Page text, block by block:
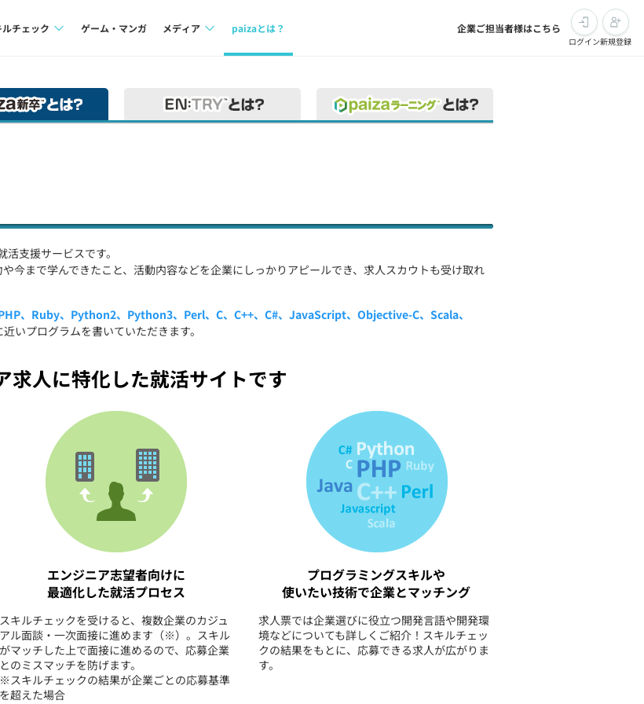
ポン
ルチェック ゲーム・マンガ メディア
paiza times
paizaとは？ 企業ご担当者様はこちら
ログイン新規登録
支援サービスです。
今まで学んできたこと、活動内容などを企業にしっかりアピールでき、求人スカウトも受け取れ
、Ruby、Python2、Python3、Perl、C、C++、C#、JavaScript、Objective-C、Scala、
いプログラムを書いていただきます。
人に特化した就活サイトです
エンジニア志望者向けに
最適化した就活プロセス
スキルチェックを受けると、複数企業のカジュ
アル面談・一次面接に進めます（※）。スキル
がマッチした上で面接に進めるので、応募企業
とのミスマッチを防げます。
※スキルチェックの結果が企業ごとの応募基準
を超えた場合
プログラミングスキルや
使いたい技術で企業とマッチング
求人票では企業選びに役立つ開発言語や開発環
境などについても詳しくご紹介！スキルチェッ
クの結果をもとに、応募できる求人が広がりま
す。